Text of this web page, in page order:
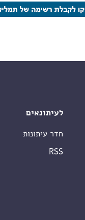
לעיתונאים
חדר עיתונות
RSS